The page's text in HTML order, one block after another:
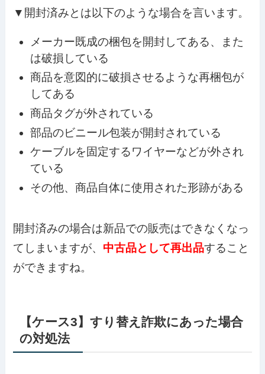
▼開封済みとは以下のような場合を言います。
メーカー既成の梱包を開封してある、また
は破損している
商品を意図的に破損させるような再梱包が
してある
商品タグが外されている
部品のビニール包装が開封されている
ケーブルを固定するワイヤーなどが外され
ている
その他、商品自体に使用された形跡がある
開封済みの場合は新品での販売はできなくなっ
てしまいますが、 中古品として再出品すること
ができますね。
【ケース3】すり替え詐欺にあった場合
の対処法